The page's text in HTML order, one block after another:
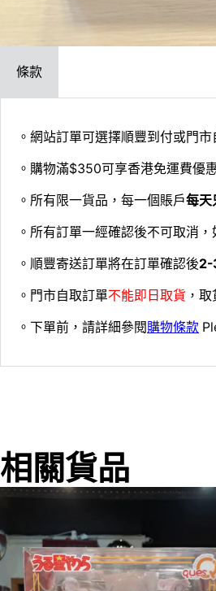
條款
。網站訂單可選擇順豐到付或門
。購物滿$350可享香港免運費優
。所有限一貨品，每一個賬戶每天
。所有訂單一經確認後不可取消
。順豐寄送訂單將在訂單確認後2-
。門市自取訂單不能即日取貨 ，
。下單前，請詳細參閱購物條款
相關貨品